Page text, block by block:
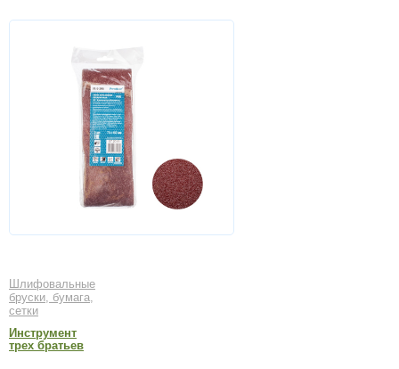
Шлифовальные
бруски, бумага,
сетки
Инструмент
трех братьев